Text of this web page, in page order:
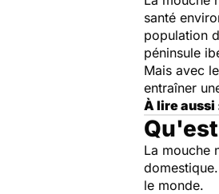
santé
population
péninsule
Mais avec
entraîner
À lire aussi
La mouche
le monde.